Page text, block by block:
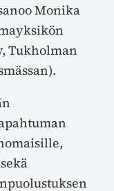
Monika
Tukholman